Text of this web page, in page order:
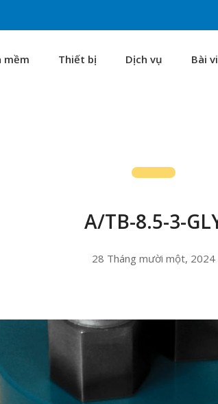
mềm Thiết bị Dịch vụ Bài
A/TB-8.5-3-
28 Tháng mười một, 2024